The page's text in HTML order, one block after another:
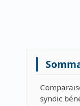
syndic